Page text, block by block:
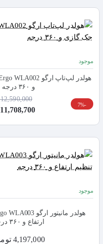
موجود
و ۳۶۰ درجه
-7%
11,708,700 تومان
12,590,000 تومان
موجود
ارتفاع و ۳۶۰ درجه
4,197,000 تومان